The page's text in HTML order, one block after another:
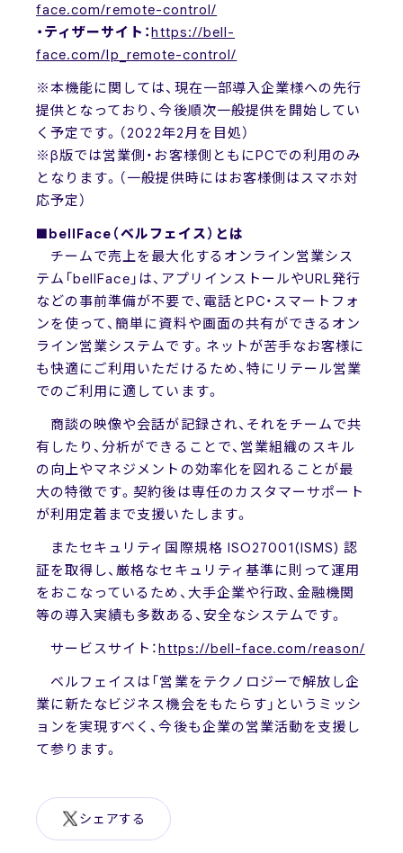
face.com/remote-control/
・ティザーサイト：https://bell-
face.com/lp_remote-control/
※本機能に関しては、現在一部導入企業様への先行
提供となっており、今後順次一般提供を開始してい
く予定です。（2022年2月を目処）
※β版では営業側・お客様側ともにPCでの利用のみ
となります。（一般提供時にはお客様側はスマホ対
応予定）
■bellFace（ベルフェイス）とは
チームで売上を最大化するオンライン営業シス
テム「bellFace」は、アプリインストールやURL発行
などの事前準備が不要で、電話とPC・スマートフォ
ンを使って、簡単に資料や画面の共有ができるオン
ライン営業システムです。ネットが苦手なお客様に
も快適にご利用いただけるため、特にリテール営業
でのご利用に適しています。
商談の映像や会話が記録され、それをチームで共
有したり、分析ができることで、営業組織のスキル
の向上やマネジメントの効率化を図れることが最
大の特徴です。契約後は専任のカスタマーサポート
が利用定着まで支援いたします。
またセキュリティ国際規格 ISO27001(ISMS) 認
証を取得し、厳格なセキュリティ基準に則って運用
をおこなっているため、​大手企業や行政、金融機関
等の導入実績も多数ある、安全なシステムです。
サービスサイト：https://bell-face.com/reason/
ベルフェイスは「営業をテクノロジーで解放し企
業に新たなビジネス機会をもたらす」というミッシ
ョンを実現すべく、今後も企業の営業活動を支援し
て参ります。
シェアする